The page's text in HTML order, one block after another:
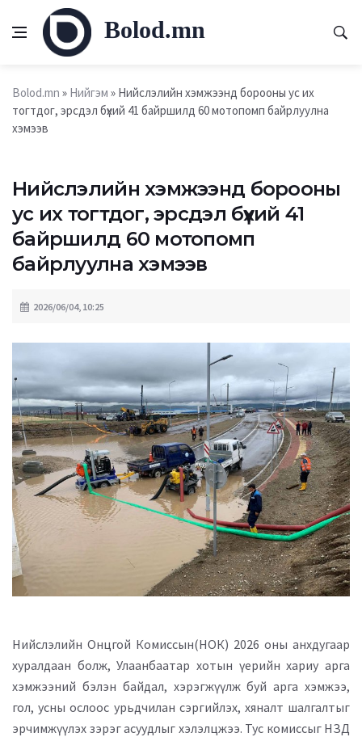
Bolod.mn
Bolod.mn » Нийгэм » Нийслэлийн хэмжээнд борооны ус их
тогтдог, эрсдэл бүхий 41 байршилд 60 мотопомп байрлуулна
хэмээв
Нийслэлийн хэмжээнд борооны
ус их тогтдог, эрсдэл бүхий 41
байршилд 60 мотопомп
байрлуулна хэмээв
2026/06/04, 10:25
Нийслэлийн Онцгой Комиссын(НОК) 2026 оны анхдугаар
хуралдаан болж, Улаанбаатар хотын үерийн хариу арга
хэмжээний бэлэн байдал, хэрэгжүүлж буй арга хэмжээ,
гол, усны ослоос урьдчилан сэргийлэх, хяналт шалгалтыг
эрчимжүүлэх зэрэг асуудлыг хэлэлцжээ. Тус комиссыг НЗД